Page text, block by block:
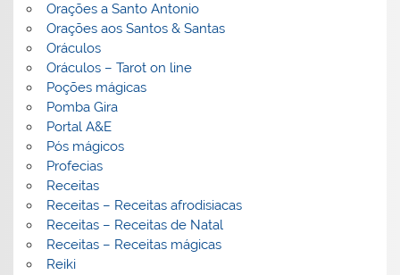
Orações a Santo Antonio
Orações aos Santos & Santas
Oráculos
Oráculos – Tarot on line
Poções mágicas
Pomba Gira
Portal A&E
Pós mágicos
Profecias
Receitas
Receitas – Receitas afrodisiacas
Receitas – Receitas de Natal
Receitas – Receitas mágicas
Reiki